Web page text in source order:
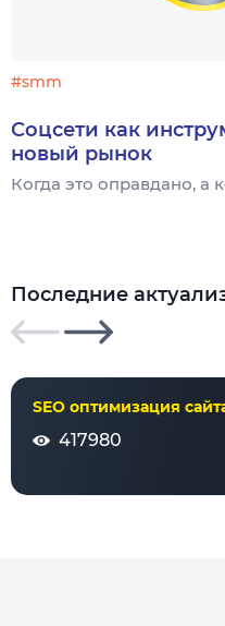
#smm
Соцсети как
новый рынок
Когда это оправдано, а
Последние
SEO оптимизация
417980